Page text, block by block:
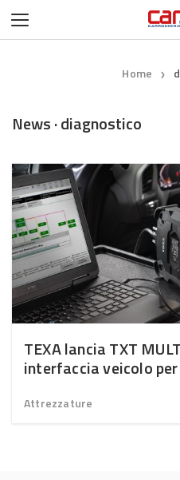
Home ❯
News · diagnostico
TEXA lancia TXT
interfaccia veicolo
Attrezzature